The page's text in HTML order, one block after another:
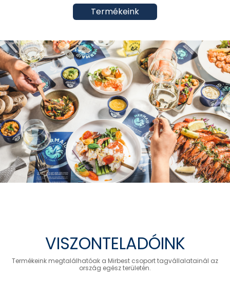
Termékeink
VISZONTELADÓINK
Termékeink megtalálhatóak a Mirbest csoport tagvállalatainál az
ország egész területén.